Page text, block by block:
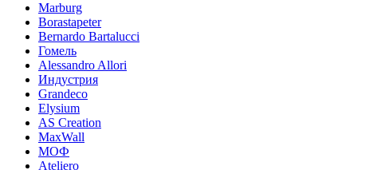
Marburg
Borastapeter
Bernardo Bartalucci
Гомель
Alessandro Allori
Индустрия
Grandeco
Elysium
AS Creation
MaxWall
МОФ
Ateliero